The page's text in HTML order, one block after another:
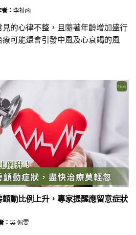
： 李祉函
的心律不整，且隨著年齡增加盛行
可能還會引發中風及心衰竭的風
動比例上升，專家提醒應留意症狀
： 吳 佩雯